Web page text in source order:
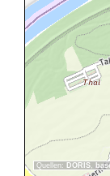
Quellen: DORIS,